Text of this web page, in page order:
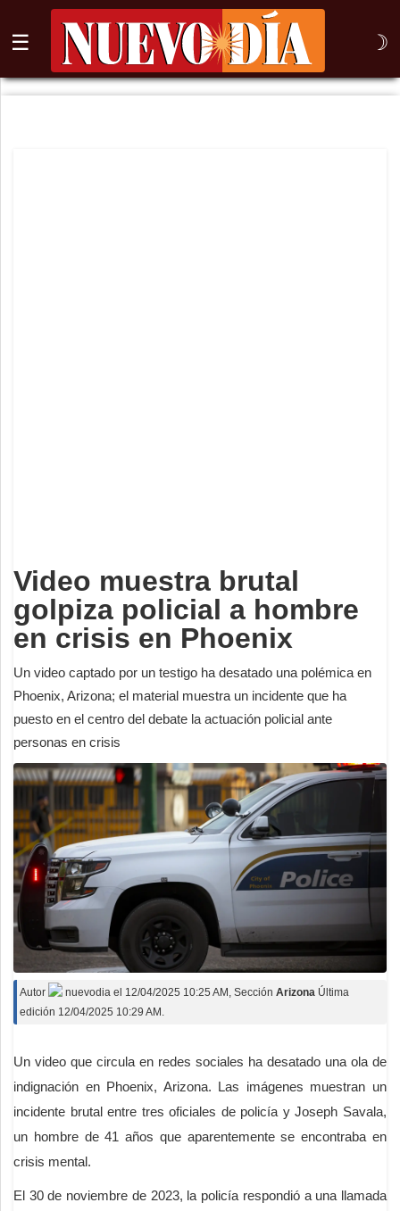
☰ ☽
⌕
Video muestra brutal
golpiza policial a hombre
en crisis en Phoenix
Un video captado por un testigo ha desatado una polémica en
Phoenix, Arizona; el material muestra un incidente que ha
puesto en el centro del debate la actuación policial ante
personas en crisis
Autor nuevodia el 12/04/2025 10:25 AM , Sección Arizona Última
edición 12/04/2025 10:29 AM.
Un video que circula en redes sociales ha desatado una ola de
indignación en Phoenix, Arizona. Las imágenes muestran un
incidente brutal entre tres oficiales de policía y Joseph Savala,
un hombre de 41 años que aparentemente se encontraba en
crisis mental.
El 30 de noviembre de 2023, la policía respondió a una llamada